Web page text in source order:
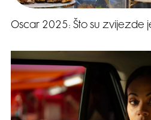
Oscar 2025: Što su zvijezde